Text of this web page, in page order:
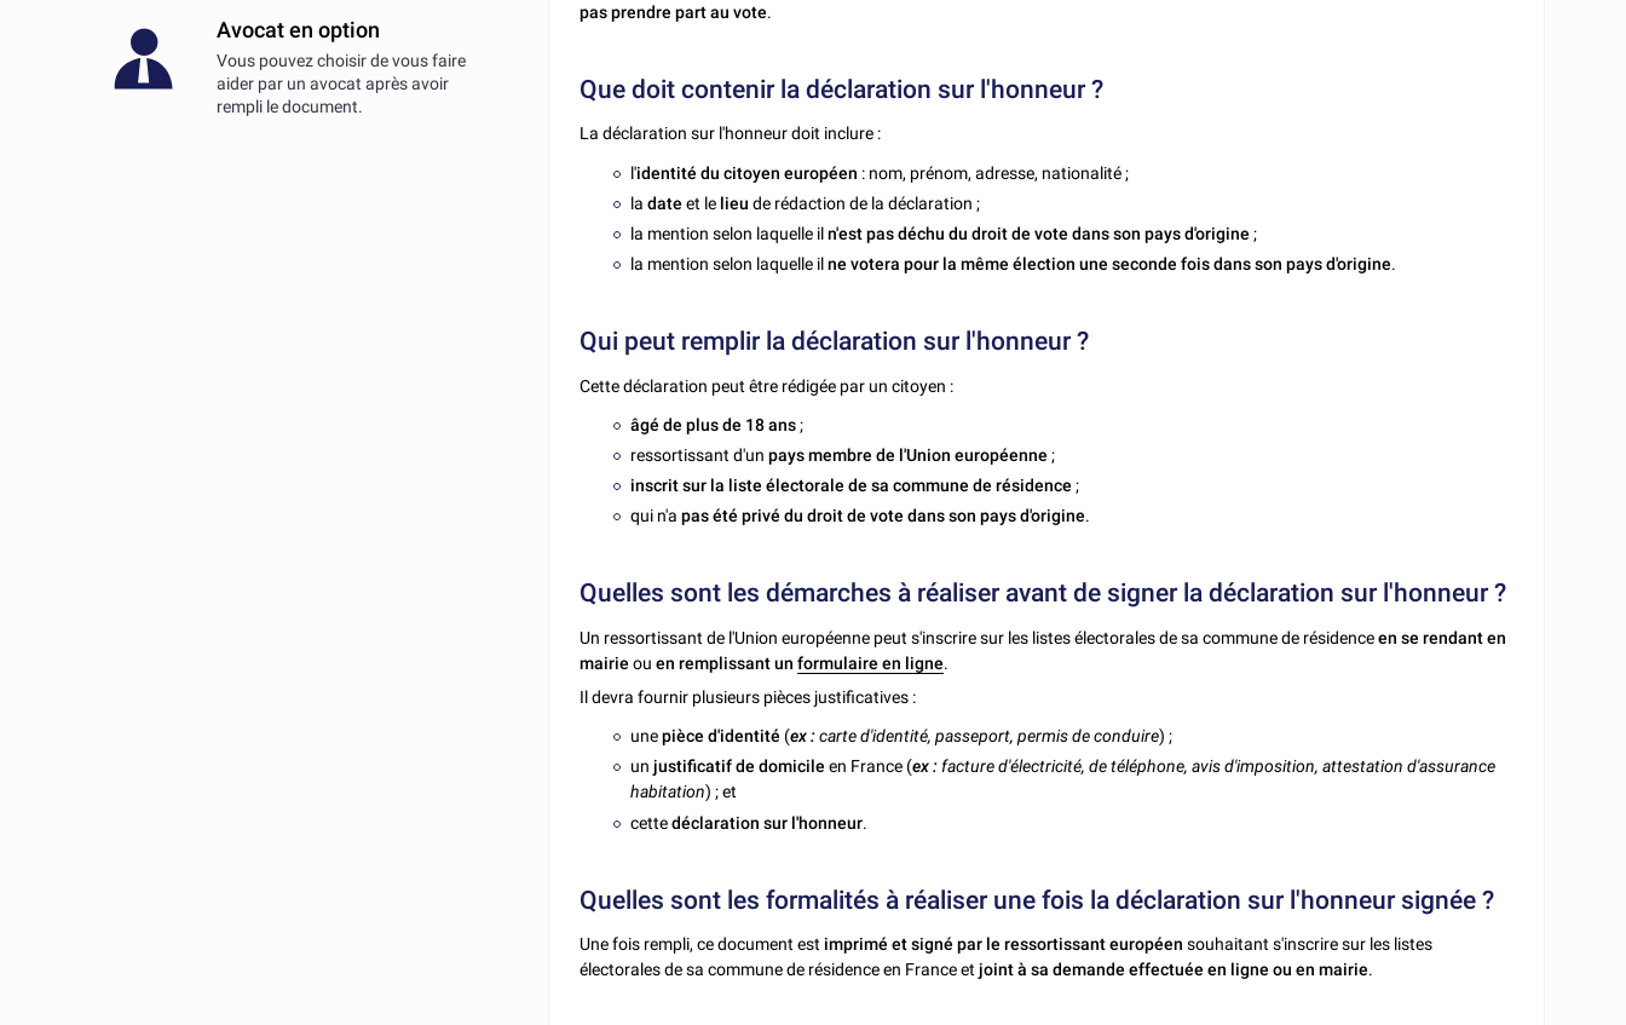
Avocat en option
Vous pouvez choisir de vous faire
aider par un avocat après avoir
rempli le document.
pas prendre part au vote.
Que doit contenir la déclaration sur l'honneur ?
La déclaration sur l'honneur doit inclure :
l'identité du citoyen européen : nom, prénom, adresse, nationalité ;
la dateet le lieu de rédaction de la déclaration ;
la mention selon laquelle iln'est pas déchu du droit de vote dans son pays d'origine;
la mention selon laquelle ilne votera pour la même élection une seconde fois dans son pays d'origine.
Qui peut remplir la déclaration sur l'honneur ?
Cette déclaration peut être rédigée par un citoyen :
âgé de plus de 18 ans;
ressortissant d'unpays membre de l'Union européenne ;
inscrit sur la liste électorale de sa commune de résidence ;
qui n'apas été privé du droit de vote dans son pays d'origine.
Quelles sont les démarches à réaliser avant de signer la déclaration sur l'honneur ?
Un ressortissant de l'Union européenne peut s'inscrire sur les listes électorales de sa commune de résidenceen se rendant en
mairie ouen remplissant unformulaire en ligne.
Il devra fournir plusieurs pièces justificatives :
unepièce d'identité (ex : carte d'identité, passeport, permis de conduire) ;
unjustificatif de domicile en France (ex :facture d'électricité, de téléphone, avis d'imposition, attestation d'assurance
habitation) ; et
cettedéclaration sur l'honneur.
Quelles sont les formalités à réaliser une fois la déclaration sur l'honneur signée ?
Une fois rempli, ce document est imprimé et signé par le ressortissant européen souhaitant s'inscrire sur les listes
électorales de sa commune de résidence en France etjoint à sa demande effectuée en ligne ou en mairie.